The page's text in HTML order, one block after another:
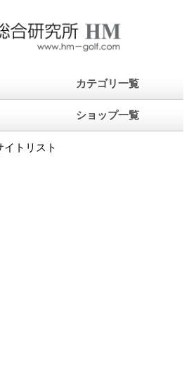
カテゴリ一覧
ショップ一覧
トリスト